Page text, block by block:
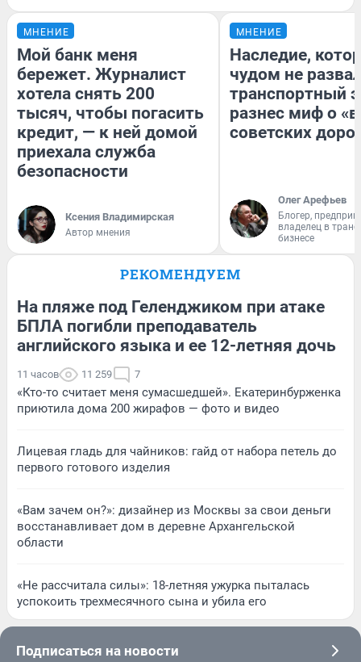
МНЕНИЕ
Мой банк меня
бережет. Журналист
хотела снять 200
тысяч, чтобы погасить
кредит, — к ней домой
приехала служба
безопасности
Ксения Владимирская
Автор мнения
МНЕНИЕ
Наследие,
чудом не
транспортный
разнес миф о
советских
Олег Арефьев
Блогер,
владелец в
бизнесе
РЕКОМЕНДУЕМ
На пляже под Геленджиком при атаке
БПЛА погибли преподаватель
английского языка и ее 12-летняя дочь
11 часов 11 259 7
«Кто-то считает меня сумасшедшей». Екатеринбурженка
приютила дома 200 жирафов — фото и видео
Лицевая гладь для чайников: гайд от набора петель до
первого готового изделия
«Вам зачем он?»: дизайнер из Москвы за свои деньги
восстанавливает дом в деревне Архангельской
области
«Не рассчитала силы»: 18-летняя ужурка пыталась
успокоить трехмесячного сына и убила его
Подписаться на новости